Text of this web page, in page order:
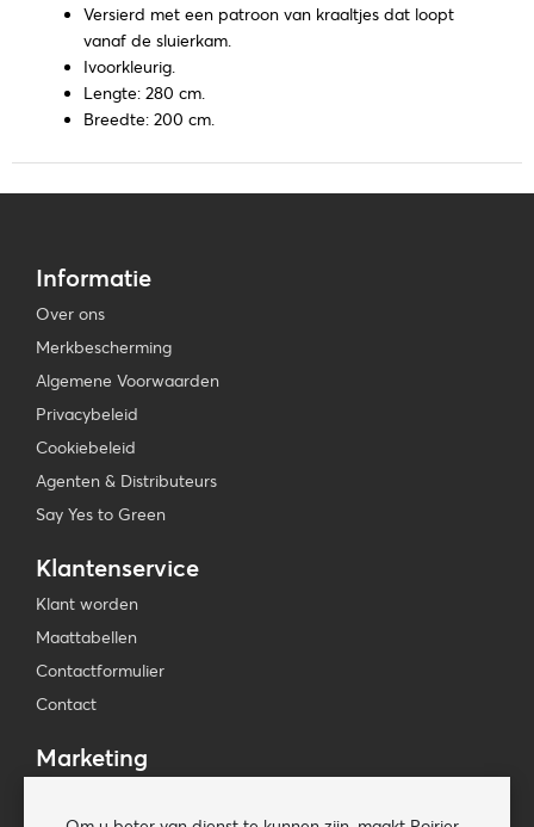
Versierd met een patroon van kraaltjes dat loopt
vanaf de sluierkam.
Ivoorkleurig.
Lengte: 280 cm.
Breedte: 200 cm.
Informatie
Over ons
Merkbescherming
Algemene Voorwaarden
Privacybeleid
Cookiebeleid
Agenten & Distributeurs
Say Yes to Green
Klantenservice
Klant worden
Maattabellen
Contactformulier
Contact
Marketing